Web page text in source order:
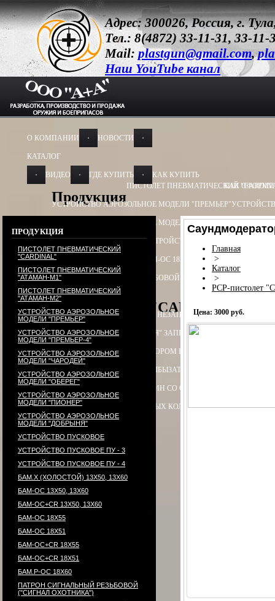
Адрес: 300026, Россия, г.
Тел.: 8(4872) 33-11-31, 33-11-
Mail: plastgun@gmail.com,
Наш YouTube канал
О КОМПАНИИ НОВОСТИ
КАТАЛОГ
Продукция
ПИСТОЛЕТ ПНЕВМАТИЧЕСКИЙ
УСТРОЙСТВО АЭРОЗОЛЬНОЕ МОДЕЛИ "ПРЕМЬЕР"
УСТРОЙСТВО АЭРОЗОЛЬНОЕ МОДЕЛИ "ОБЕРЕГ"
УСТРОЙСТВО ПУСКОВОЕУСТРОЙСТВО ПУСКОВОЕ ПУ - 3
БАМ-ОС+CR 13Х50, 13Х60 БАМ-ОС 18Х55 БАМ-ОС 18Х51
ПАТРОН СИГНАЛЬНЫЙ РЕЗЬБОВОЙ ("СИГНАЛ ОХОТНИКА")
PCP-пистолет "CARDINAL",
ЭЛЕКТРОПРИКЛАД ПРИКЛАД НЕЗАПРАВЛЯЕМЫЙ В СБОРЕ
ПРИКЛАД - КОЛБА ("ГОРЯЧАЯ" ЗАПРАВКА) В СБОРЕ
ПРИКЛАД - КОЛБА С РЕДУКТОРОМ ПОПЕРЕЧНЫМ В СБОРЕ
РЕДУКТОР ПОПЕРЕЧНЫЙ КОЛБЫЗАТЫЛЬНИК КОЛБЫ ⌀60-61 В
МАГАЗИН СО СТАЛЬНЫМИ
КОМПЛЕКТ УПЛОТНИТЕЛЬНЫХ КОЛЕЦКОНТЕЙНЕР
ВИДЕО ГДЕ КУПИТЬ
КАК КУПИТЬ
КАК
ПРОДУКЦИЯ
ПИСТОЛЕТ ПНЕВМАТИЧЕСКИЙ
"CARDINAL"
ПИСТОЛЕТ ПНЕВМАТИЧЕСКИЙ
"АТАМАН-М1"
ПИСТОЛЕТ ПНЕВМАТИЧЕСКИЙ
"АТАМАН-М2"
УСТРОЙСТВО АЭРОЗОЛЬНОЕ
МОДЕЛИ "ПРЕМЬЕР"
УСТРОЙСТВО АЭРОЗОЛЬНОЕ
МОДЕЛИ "ПРЕМЬЕР-4"
УСТРОЙСТВО АЭРОЗОЛЬНОЕ
МОДЕЛИ "ЧАРОДЕЙ"
УСТРОЙСТВО АЭРОЗОЛЬНОЕ
МОДЕЛИ "ОБЕРЕГ"
УСТРОЙСТВО АЭРОЗОЛЬНОЕ
МОДЕЛИ "ПИОНЕР"
УСТРОЙСТВО АЭРОЗОЛЬНОЕ
МОДЕЛИ "ДОБРЫНЯ"
УСТРОЙСТВО ПУСКОВОЕ
УСТРОЙСТВО ПУСКОВОЕ ПУ - 3
УСТРОЙСТВО ПУСКОВОЕ ПУ - 4
БАМ.Х (ХОЛОСТОЙ) 13Х50, 13Х60
БАМ-ОС 13Х50, 13Х60
БАМ-ОС+CR 13Х50, 13Х60
БАМ-ОС 18Х55
БАМ-ОС 18Х51
БАМ-OC+CR 18X55
БАМ-ОС+CR 18Х51
БАМ.Р-ОС 18Х60
ПАТРОН СИГНАЛЬНЫЙ РЕЗЬБОВОЙ
("СИГНАЛ ОХОТНИКА")
Главная
>
Каталог
>
PCP-пистолет
Цена: 3000 руб.